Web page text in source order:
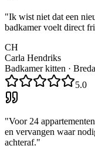
"Ik wist niet dat een
badkamer voelt direct
CH
Carla Hendriks
Badkamer kitten · Breda
5.0
"Voor 24
en vervangen waar
achteraf."